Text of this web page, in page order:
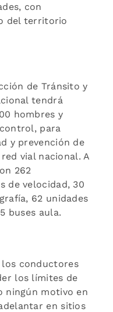
con
del territorio
de Tránsito y
tendrá
hombres y
para
y prevención de
vial nacional. A
262
de velocidad, 30
62 unidades
buses aula.
los conductores
los límites de
ningún motivo en
en sitios